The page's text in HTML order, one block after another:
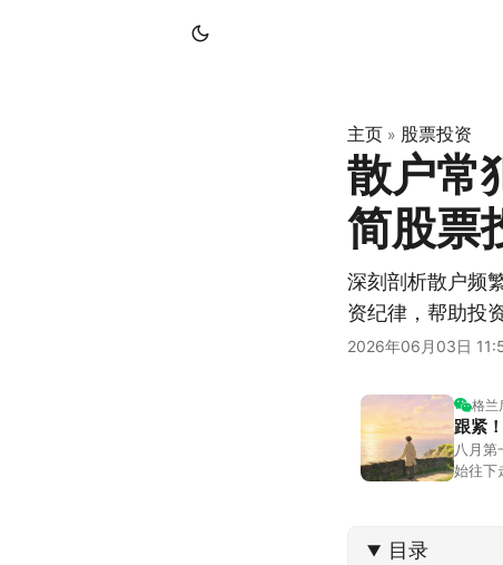
主页 » 股票投资
散户常
简股票
深刻剖析散户频
资纪律，帮助投
2026年06月03日
格兰
跟紧
八月第
始往下
目录